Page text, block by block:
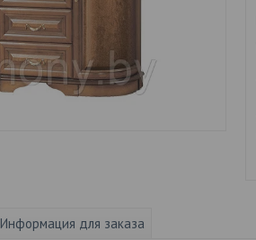
Информация для заказа